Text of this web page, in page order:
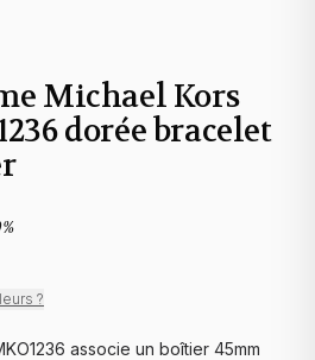
Michael Kors
dorée bracelet
%
?
associe un boîtier 45mm